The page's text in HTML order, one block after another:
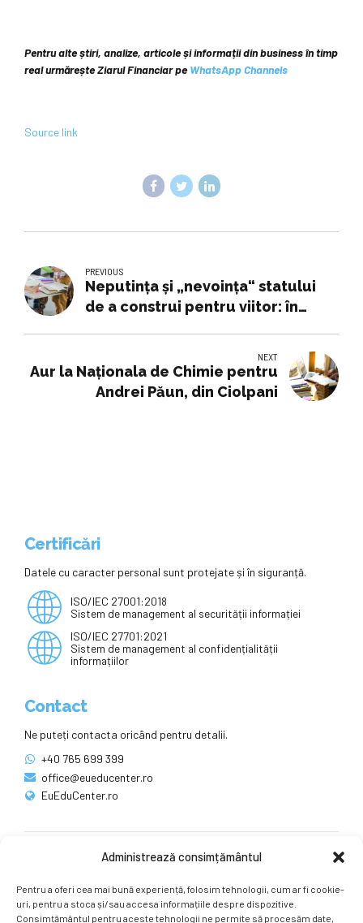
Administrează consimțământul
Pentru a oferi cea mai bună experiență, folosim tehnologii, cum ar fi cookie-
uri, pentru a stoca și/sau accesa informațiile despre dispozitive.
Consimțământul pentru aceste tehnologii ne permite să procesăm date,
Pentru alte știri, analize, articole și informații din business în timp
real urmărește Ziarul Financiar pe WhatsApp Channels
Source link
PREVIOUS
Neputinţa şi „nevoinţa“ statului
de a construi pentru viitor: în
NEXT
Aur la Naționala de Chimie pentru
Andrei Păun, din Ciolpani
Certificări
Datele cu caracter personal sunt protejate și în siguranță.
ISO/IEC 27001:2018
Sistem de management al securității informației
ISO/IEC 27701:2021
Sistem de management al confidențialității
informațiilor
Contact
Ne puteți contacta oricând pentru detalii.
+40 765 699 399
office@eueducenter.ro
EuEduCenter.ro
Ne puteți găsi și pe rețelele sociale.